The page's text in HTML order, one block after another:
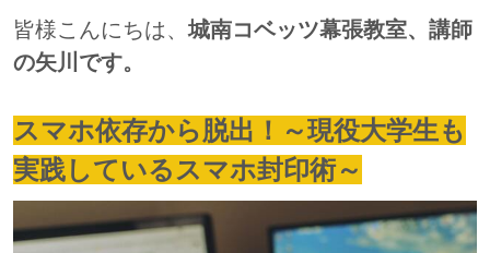
皆様こんにちは、城南コベッツ幕張教室、講師
の矢川です。
スマホ依存から脱出！～現役大学生も
実践しているスマホ封印術～